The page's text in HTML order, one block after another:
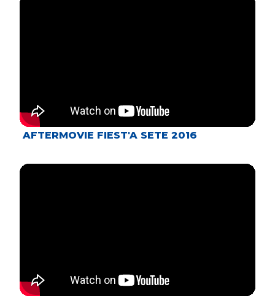
AFTERMOVIE FIEST'A SETE 2016